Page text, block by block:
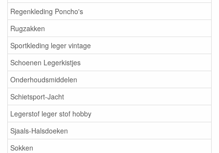
Regenkleding Poncho's
Rugzakken
Sportkleding leger vintage
Schoenen Legerkistjes
Onderhoudsmiddelen
Schietsport-Jacht
Legerstof leger stof hobby
Sjaals-Halsdoeken
Sokken